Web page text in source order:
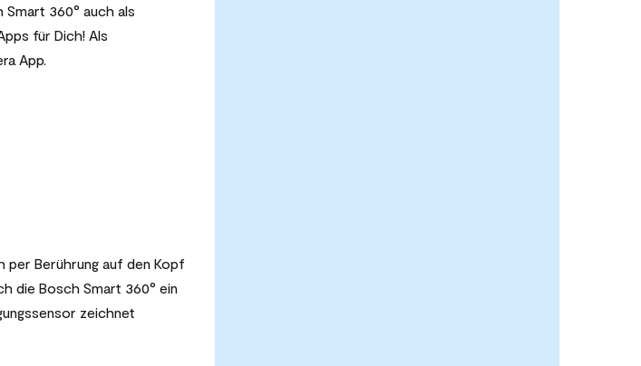
360° auch als
für Dich! Als
App.
per Berührung auf den Kopf
die Bosch Smart 360° ein
zeichnet